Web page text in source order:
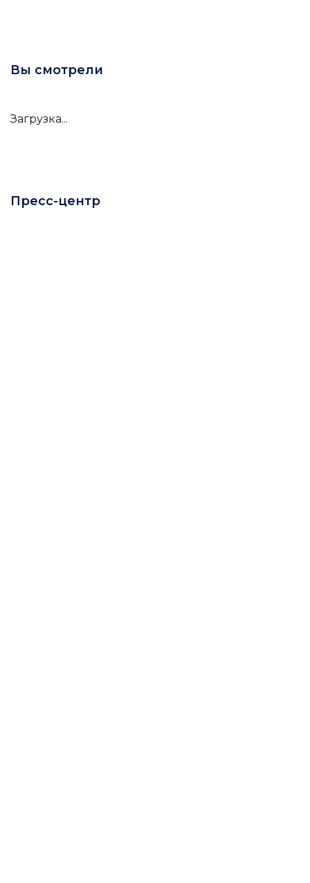
Вы смотрели
Загрузка...
Пресс-центр